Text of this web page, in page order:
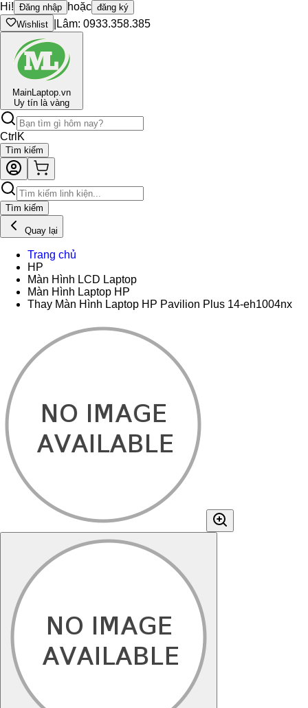
Hi! Đăng nhập hoặc đăng ký
Wishlist
Lâm: 0933.358.385
MainLaptop.vn
Uy tín là vàng
Ctrl K
Tìm kiếm
Tìm kiếm
Quay lại
Trang chủ
HP
Màn Hình LCD Laptop
Màn Hình Laptop HP
Thay Màn Hình Laptop HP Pavilion Plus 14-eh1004nx